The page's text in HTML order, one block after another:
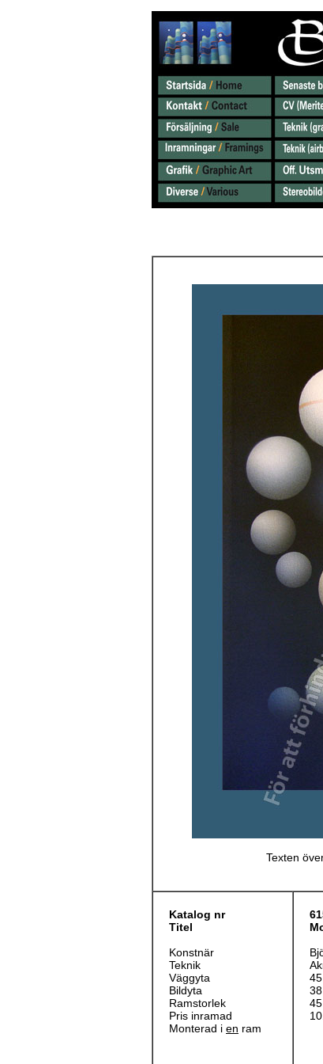
Texten
Katalog nr
Titel
Konstnär
Teknik
Väggyta
Bildyta
Ramstorlek
Pris inramad
Monterad i en ram